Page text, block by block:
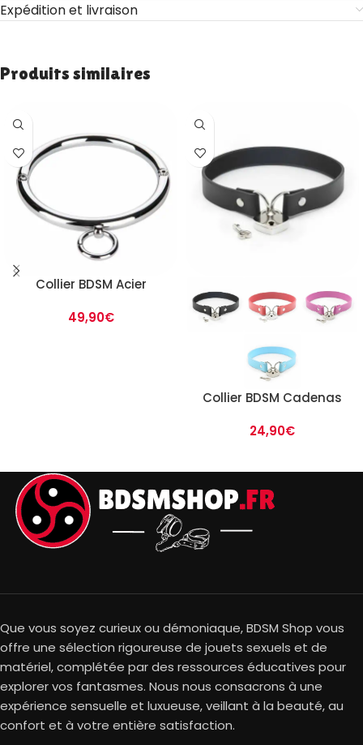
Expédition et livraison
Produits similaires
Collier BDSM Acier
49,90€
Collier BDSM Cadenas
24,90€
Que vous soyez curieux ou démoniaque, BDSM Shop vous
offre une sélection rigoureuse de jouets sexuels et de
matériel, complétée par des ressources éducatives pour
explorer vos fantasmes. Nous nous consacrons à une
expérience sensuelle et luxueuse, veillant à la beauté, au
confort et à votre entière satisfaction.